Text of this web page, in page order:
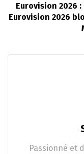
Eurovision 2026
Eurovision 2026
Passionné et